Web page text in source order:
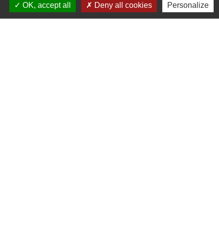
Contact par formulaire
OK, accept all
Deny all cookies Personalize